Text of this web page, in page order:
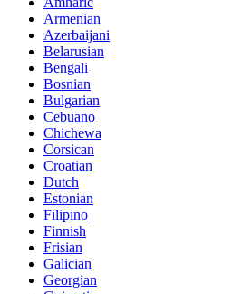
Armenian
Azerbaijani
Belarusian
Bengali
Bosnian
Bulgarian
Cebuano
Chichewa
Corsican
Croatian
Dutch
Estonian
Filipino
Finnish
Frisian
Galician
Georgian